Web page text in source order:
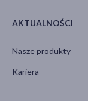
AKTUALNOŚCI
Nasze produkty
Kariera